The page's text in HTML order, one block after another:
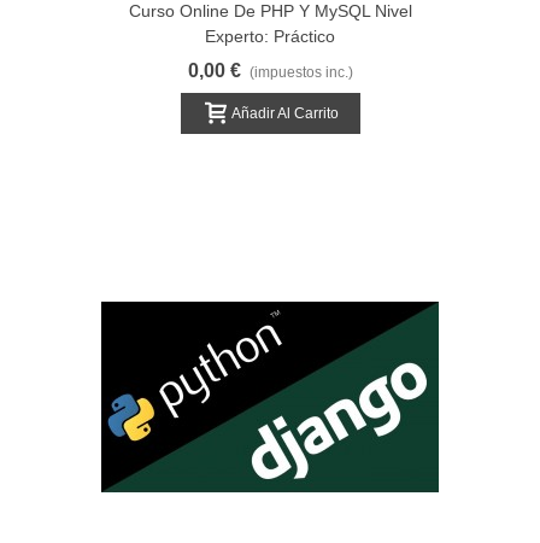
Curso Online De PHP Y MySQL Nivel
Experto: Práctico
0,00 € (impuestos inc.)
Añadir Al Carrito